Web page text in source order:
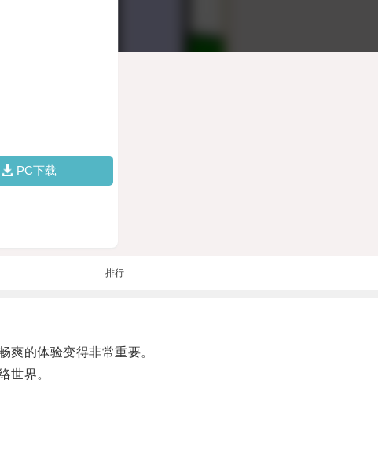
PC下载
排行
的体验变得非常重要。
世界。